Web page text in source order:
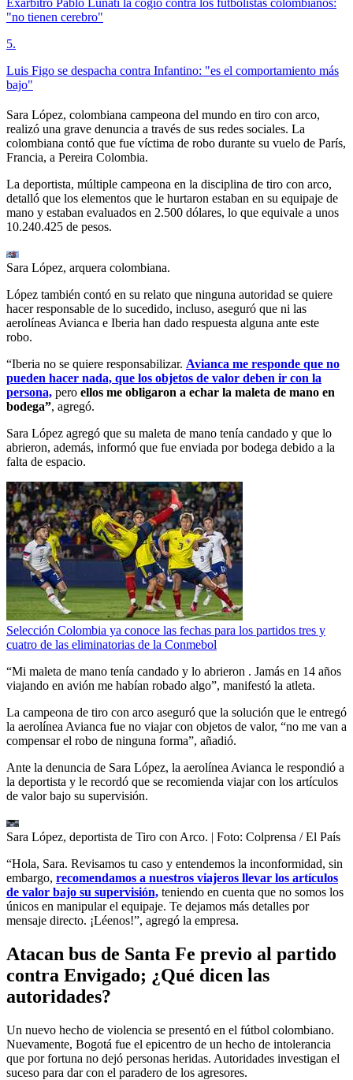
"no tienen cerebro"
5.
Luis Figo se despacha contra Infantino: "es el comportamiento más
bajo"
Sara López, colombiana campeona del mundo en tiro con arco,
realizó una grave denuncia a través de sus redes sociales. La
colombiana contó que fue víctima de robo durante su vuelo de París,
Francia, a Pereira Colombia.
La deportista, múltiple campeona en la disciplina de tiro con arco,
detalló que los elementos que le hurtaron estaban en su equipaje de
mano y estaban evaluados en 2.500 dólares, lo que equivale a unos
10.240.425 de pesos.
Sara López, arquera colombiana.
López también contó en su relato que ninguna autoridad se quiere
hacer responsable de lo sucedido, incluso, aseguró que ni las
aerolíneas Avianca e Iberia han dado respuesta alguna ante este
robo.
“Iberia no se quiere responsabilizar. Avianca me responde que no
pueden hacer nada, que los objetos de valor deben ir con la
persona, pero ellos me obligaron a echar la maleta de mano en
bodega”, agregó.
Sara López agregó que su maleta de mano tenía candado y que lo
abrieron, además, informó que fue enviada por bodega debido a la
falta de espacio.
Selección Colombia ya conoce las fechas para los partidos tres y
cuatro de las eliminatorias de la Conmebol
“Mi maleta de mano tenía candado y lo abrieron . Jamás en 14 años
viajando en avión me habían robado algo”, manifestó la atleta.
La campeona de tiro con arco aseguró que la solución que le entregó
la aerolínea Avianca fue no viajar con objetos de valor, “no me van a
compensar el robo de ninguna forma”, añadió.
Ante la denuncia de Sara López, la aerolínea Avianca le respondió a
la deportista y le recordó que se recomienda viajar con los artículos
de valor bajo su supervisión.
Sara López, deportista de Tiro con Arco. | Foto: Colprensa / El País
“Hola, Sara. Revisamos tu caso y entendemos la inconformidad, sin
embargo, recomendamos a nuestros viajeros llevar los artículos
de valor bajo su supervisión, teniendo en cuenta que no somos los
únicos en manipular el equipaje. Te dejamos más detalles por
mensaje directo. ¡Léenos!”, agregó la empresa.
Atacan bus de Santa Fe previo al partido
contra Envigado; ¿Qué dicen las
autoridades?
Un nuevo hecho de violencia se presentó en el fútbol colombiano.
Nuevamente, Bogotá fue el epicentro de un hecho de intolerancia
que por fortuna no dejó personas heridas. Autoridades investigan el
suceso para dar con el paradero de los agresores.